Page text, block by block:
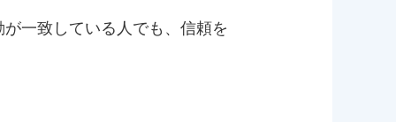
一致している人でも、信頼を